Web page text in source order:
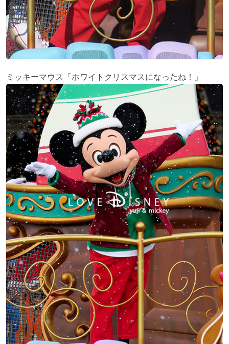
ミッキーマウス「ホワイトクリスマスになったね！」